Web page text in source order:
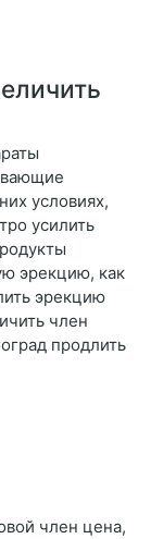
условиях,
усилить
эрекцию, как
эрекцию
член
продлить
член цена,